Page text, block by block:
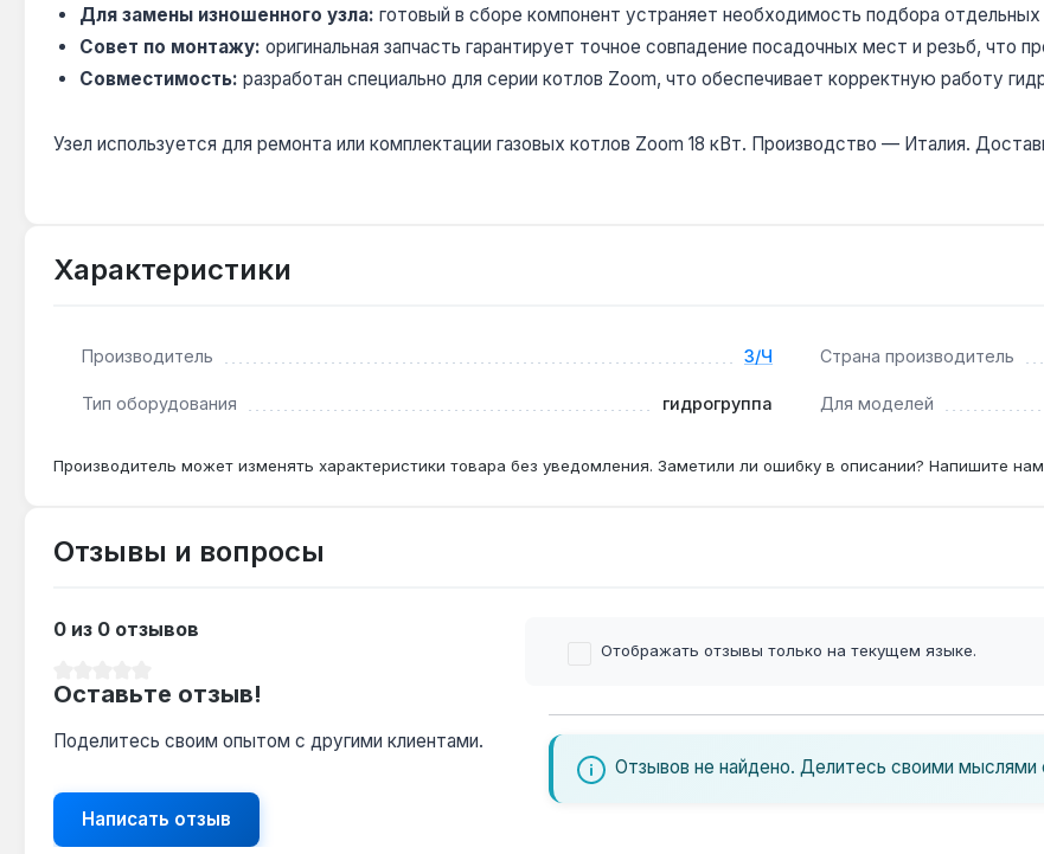
Для замены изношенного узла: готовый в сборе компонент устраняет необходимость подбора
Совет по монтажу: оригинальная запчасть гарантирует точное совпадение посадочных мест и резьб, что
Совместимость: разработан специально для серии котлов Zoom, что обеспечивает корректную работу
Узел используется для ремонта или комплектации газовых котлов Zoom 18 кВт. Производство — Италия.
Характеристики
Производитель З/Ч Страна производитель
Тип оборудования гидрогруппа Для моделей
Производитель может изменять характеристики товара без уведомления. Заметили ли ошибку в описании? Напишите
Отзывы и вопросы
0 из 0 отзывов
Оставьте отзыв!
Поделитесь своим опытом с другими клиентами.
Написать отзыв
Отображать отзывы только на текущем языке.
Отзывов не найдено. Делитесь своими мыслями